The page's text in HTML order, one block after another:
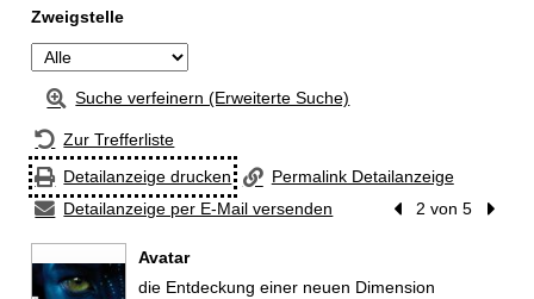
Zweigstelle
Suche verfeinern (Erweiterte Suche)
Zur Trefferliste
Detailanzeige drucken
Permalink Detailanzeige
Detailanzeige per E-Mail versenden
Vorheriger Treffer
2 von 5
Avatar
die Entdeckung einer neuen Dimension